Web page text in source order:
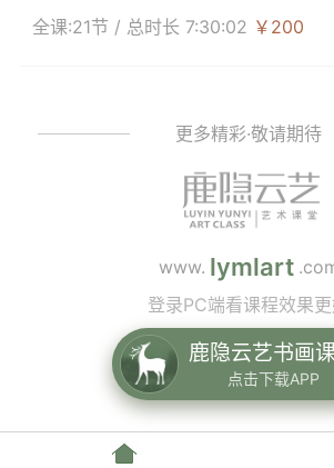
鹿隐云艺书画
点击下载APP
全课:21节 / 总时长 7:30:02 ￥200
更多精彩·敬请期待
www. lymlart
登录PC端看课程效果